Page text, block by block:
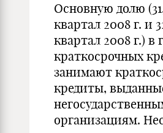
Основную долю
квартал 2008 г. и
квартал 2008 г.) в
краткосрочных
занимают
кредиты,
организациям.